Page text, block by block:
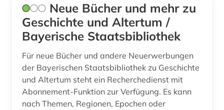
westasien (2)
witschaftswissenschaften (1)
wörterbuch (10)
ya (1)
zeischrift (1)
Neue Bücher und mehr zu
Geschichte und Altertum /
Bayerische Staatsbibliothek
Für neue Bücher und andere Neuerwerbungen
der Bayerischen Staatsbibliothek zu Geschichte
und Altertum steht ein Recherchedienst mit
Abonnement-Funktion zur Verfügung. Es kann
nach Themen, Regionen, Epochen oder